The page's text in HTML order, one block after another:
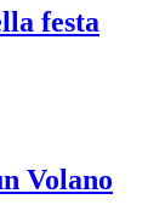
festa
Volano